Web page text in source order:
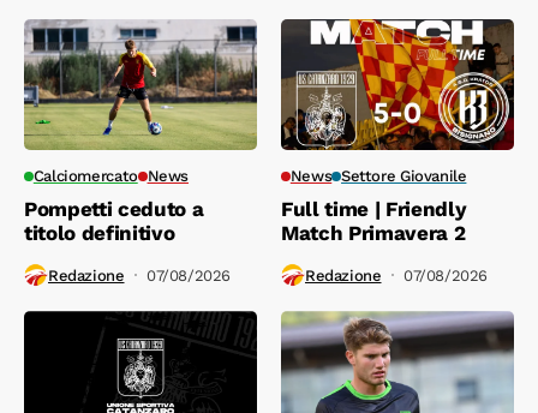
Calciomercato News
Pompetti ceduto a
titolo definitivo
Redazione 07/08/2026
News Settore Giovanile
Full time | Friendly
Match Primavera 2
Redazione 07/08/2026